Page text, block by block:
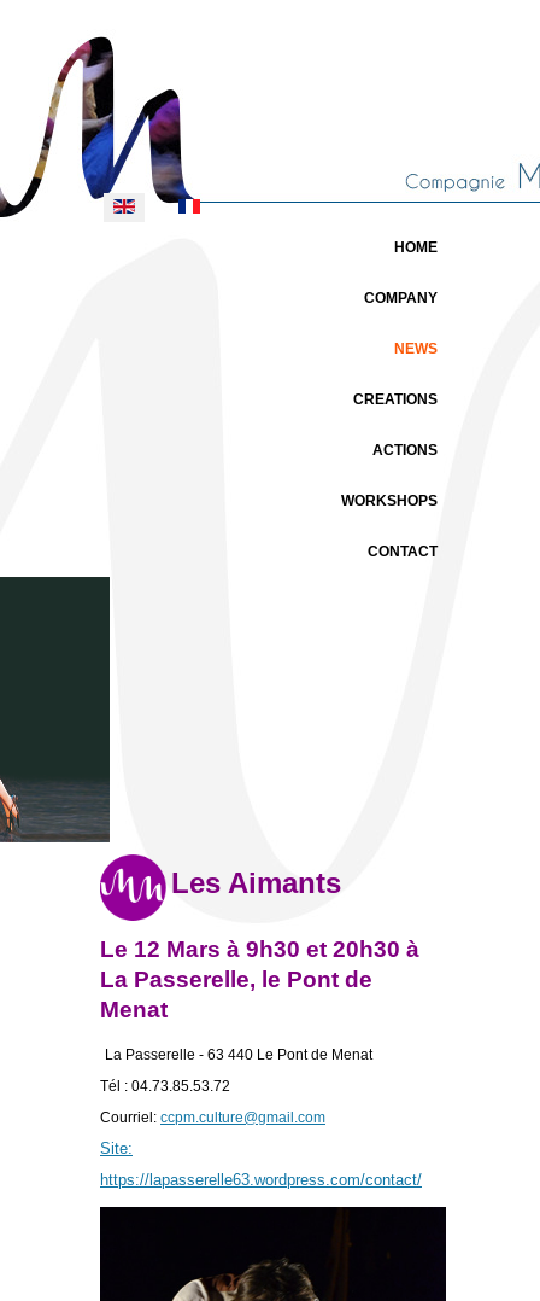
Select your language
HOME
COMPANY
NEWS
CREATIONS
ACTIONS
WORKSHOPS
CONTACT
Les Aimants
Le 12 Mars à 9h30 et 20h30 à
La Passerelle, le Pont de
Menat
La Passerelle - 63 440 Le Pont de Menat
Tél : 04.73.85.53.72
Courriel: ccpm.culture@gmail.com
Site:
https://lapasserelle63.wordpress.com/contact/